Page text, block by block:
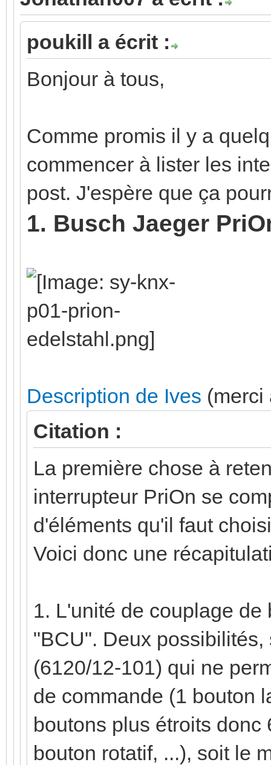
poukill a écrit :
Bonjour à tous,
Comme promis il y a
commencer à lister les
post. J'espère que ça
1. Busch Jaeger
Description de Ives (merci
Citation :
La première chose à
interrupteur PriOn se
d'éléments qu'il faut
Voici donc une
1. L'unité de couplage
"BCU". Deux
(6120/12-101) qui ne
de commande (1 bouton
boutons plus étroits donc
bouton rotatif, ...), soit le